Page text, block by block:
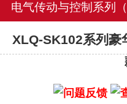
电气传动与控制系列（
XLQ-SK102系列豪